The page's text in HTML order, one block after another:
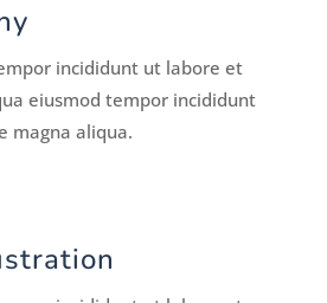
incididunt ut labore et
eiusmod tempor incididunt
magna aliqua.